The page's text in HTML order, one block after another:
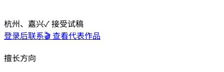
杭州、嘉兴✓ 接受试稿
登录后联系🎬 查看代表作品
擅长方向